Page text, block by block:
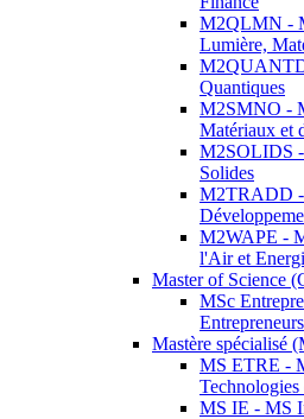
M2QLMN -
Lumière,
Quantiques
M2SMNO -
Matériaux et
M2SOLIDS -
Solides
M2TRADD -
M2WAPE -
l'Air et
Master of Science
MSc
Entrepreneurs
Mastère spécialisé
MS ETRE -
MS IE - MS